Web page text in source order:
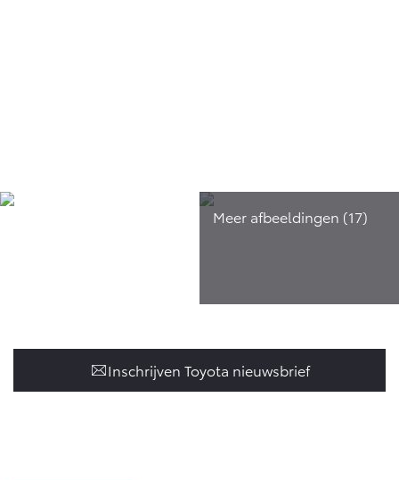
Inschrijven Toyota nieuwsbrief